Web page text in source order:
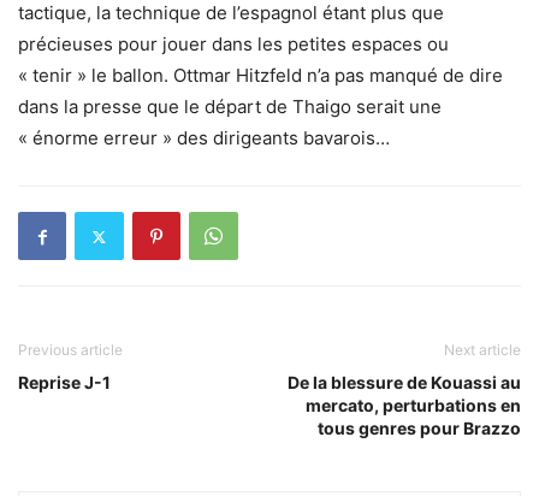
tactique, la technique de l’espagnol étant plus que
précieuses pour jouer dans les petites espaces ou
« tenir » le ballon. Ottmar Hitzfeld n’a pas manqué de dire
dans la presse que le départ de Thaigo serait une
« énorme erreur » des dirigeants bavarois…
Previous article
Reprise J-1
Next article
De la blessure de Kouassi au
mercato, perturbations en
tous genres pour Brazzo